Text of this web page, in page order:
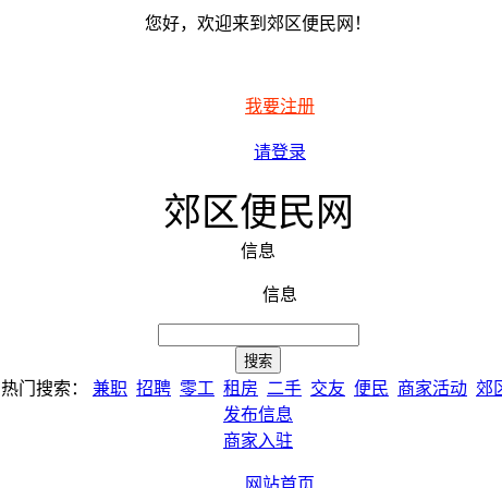
您好，欢迎来到郊区便民网！
我要注册
请登录
郊区便民网
信息
信息
热门搜索： 兼职 招聘 零工 租房 二手 交友 便民 商家活动 郊
发布信息
商家入驻
网站首页